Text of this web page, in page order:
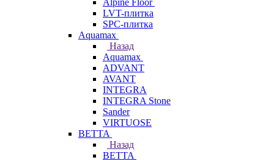
Alpine Floor
LVT-плитка
SPC-плитка
Aquamax
Назад
Aquamax
ADVANT
AVANT
INTEGRA
INTEGRA Stone
Sander
VIRTUOSE
BETTA
Назад
BETTA